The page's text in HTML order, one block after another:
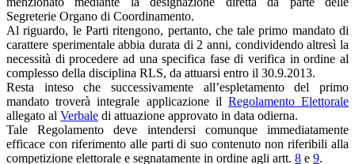
Segreterie Organo di Coordinamento.
Al riguardo, le Parti ritengono, pertanto, che tale primo mandato di
carattere sperimentale abbia durata di 2 anni, condividendo altresì la
necessità di procedere ad una specifica fase di verifica in ordine al
complesso della disciplina RLS, da attuarsi entro il 30.9.2013.
Resta inteso che successivamente all’espletamento del primo
mandato troverà integrale applicazione il Regolamento Elettorale
allegato al Verbale di attuazione approvato in data odierna.
Tale Regolamento deve intendersi comunque immediatamente
efficace con riferimento alle parti di suo contenuto non riferibili alla
competizione elettorale e segnatamente in ordine agli artt. 8 e 9.